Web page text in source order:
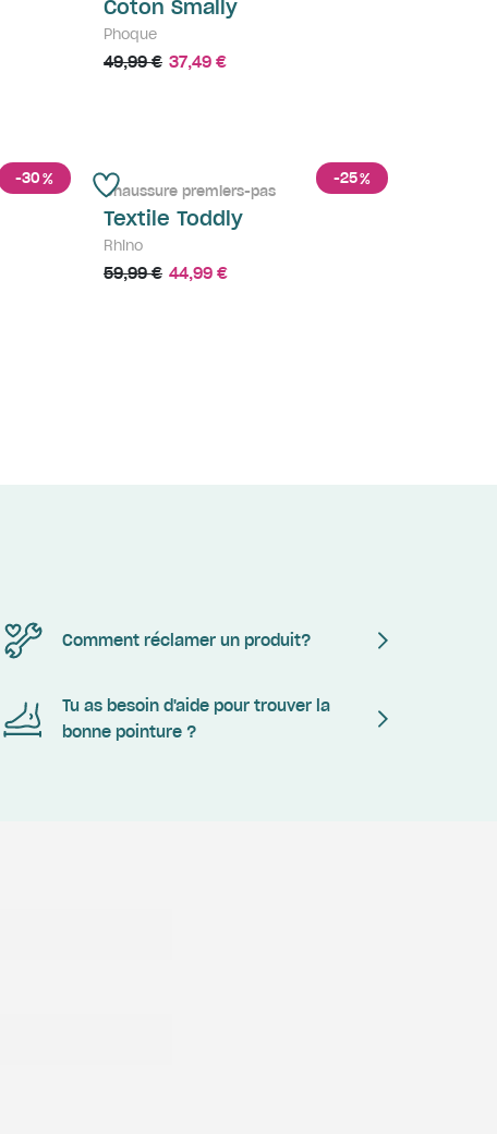
Coton Smally
Phoque
49,99 € 37,49 €
-30% -25%
Chaussure premiers-pas
Textile Toddly
Rhino
59,99 € 44,99 €
Comment réclamer un produit?
Tu as besoin d'aide pour trouver la
bonne pointure ?